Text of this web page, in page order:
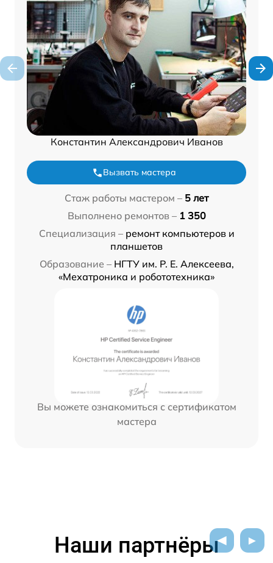
Константин Александрович Иванов
Вызвать мастера
Стаж работы мастером – 5 лет
Выполнено ремонтов – 1 350
Специализация – ремонт компьютеров и
планшетов
Образование – НГТУ им. Р. Е. Алексеева,
«Мехатроника и робототехника»
Вы можете ознакомиться с сертификатом
мастера
Наши партнёры